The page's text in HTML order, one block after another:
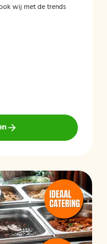
wij met de trends